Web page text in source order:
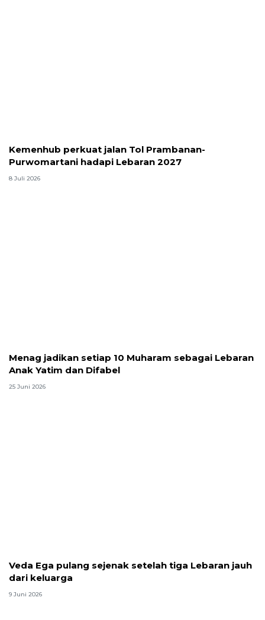
Kemenhub perkuat jalan Tol Prambanan-
Purwomartani hadapi Lebaran 2027
8 Juli 2026
Menag jadikan setiap 10 Muharam sebagai Lebaran
Anak Yatim dan Difabel
25 Juni 2026
Veda Ega pulang sejenak setelah tiga Lebaran jauh
dari keluarga
9 Juni 2026